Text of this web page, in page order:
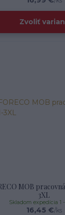
Zvoliť
MOB
3XL
16,45 €/ks
Skladom expedícia 1